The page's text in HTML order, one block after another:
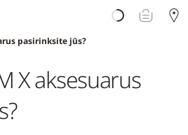
pasirinksite jūs?
X aksesuarus